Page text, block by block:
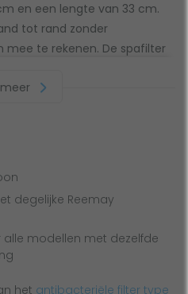
en een lengte van 33 cm.
tot rand zonder
te rekenen. De spafilter
goed of de afmetingen
en vervangt onder
degelijke Reemay
modellen met dezelfde
het antibacteriële filter type